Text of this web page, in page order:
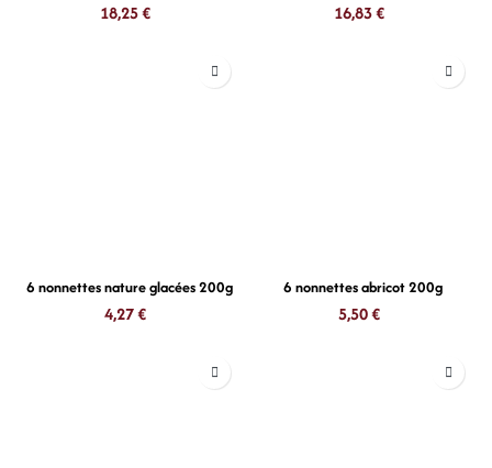
18,25€ 16,83€
6 nonnettes nature glacées 200g
4,27€
6 nonnettes abricot 200g
5,50€